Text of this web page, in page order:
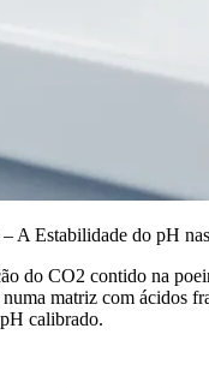
A Estabilidade do pH
do CO2 contido na
matriz com ácidos
calibrado.